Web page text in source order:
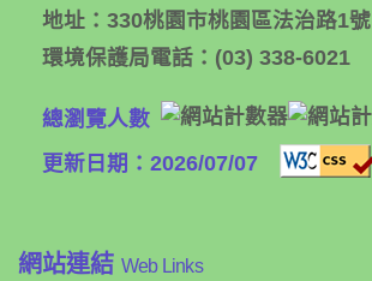
地址： 330桃園市桃園區法治路1號
環境保護局電話： (03) 338-6021
總瀏覽人數
更新日期：2026/07/07
網站連結 Web Links